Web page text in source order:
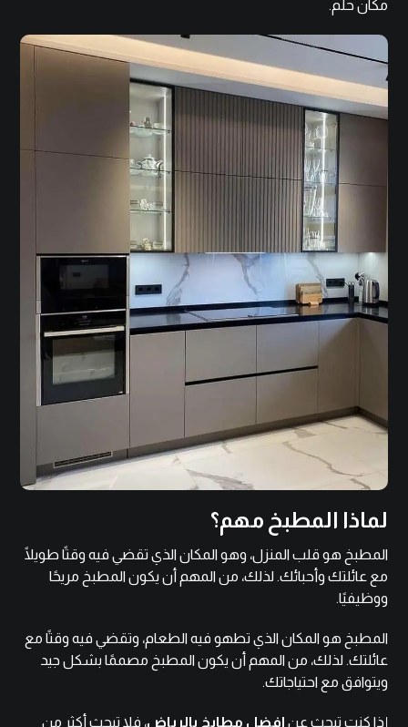
مكان حلم.
لماذا المطبخ مهم؟
المطبخ هو قلب المنزل، وهو المكان الذي تقضي فيه وقتًا طويلًا
مع عائلتك وأحبائك. لذلك، من المهم أن يكون المطبخ مريحًا
ووظيفيًا.
المطبخ هو المكان الذي تطهو فيه الطعام، وتقضي فيه وقتًا مع
عائلتك. لذلك، من المهم أن يكون المطبخ مصممًا بشكل جيد
ويتوافق مع احتياجاتك.
إذا كنت تبحث عن افضل مطابخ بالرياض، فلا تبحث أكثر من